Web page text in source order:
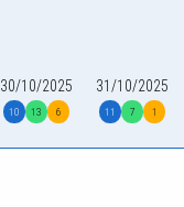
30/10/2025
10 13 6
31/10/2025
11 7 1